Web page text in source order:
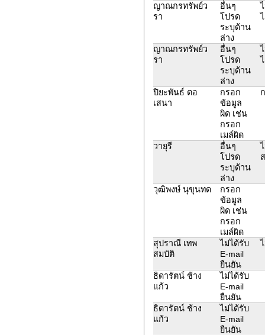
ญาณกรทรัพย์ว
รา
อื่นๆ
โปรด
ระบุด้าน
ล่าง
ญาณกรทรัพย์ว
รา
อื่นๆ
โปรด
ระบุด้าน
ล่าง
ปิยะพันธ์ ตอ
เสนา
กรอก
ข้อมูล
ผิด เช่น
กรอก
เมล์ผิด
วายุรี
อื่นๆ
โปรด
ระบุด้าน
ล่าง
วุฒิพงษ์ นุขุนทด
กรอก
ข้อมูล
ผิด เช่น
กรอก
เมล์ผิด
สุปราณี เทพ
สมบัติ
ไม่ได้รับ
E-mail
ยืนยัน
ธิดารัตน์ ช้าง
แก้ว
ไม่ได้รับ
E-mail
ยืนยัน
ธิดารัตน์ ช้าง
แก้ว
ไม่ได้รับ
E-mail
ยืนยัน